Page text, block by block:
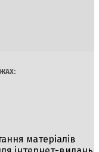
матеріалів